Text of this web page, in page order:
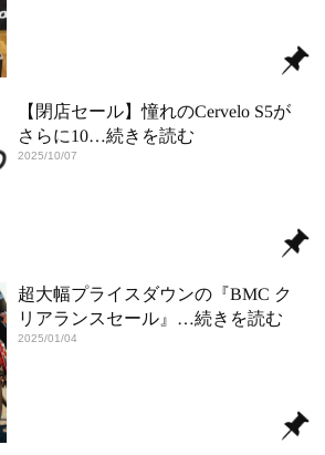
【閉店セール】憧れのCervelo S5が
さらに10…続きを読む
2025/10/07
超大幅プライスダウンの『BMC ク
リアランスセール』 …続きを読む
2025/01/04